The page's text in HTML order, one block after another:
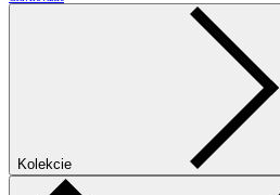
Kolekcie